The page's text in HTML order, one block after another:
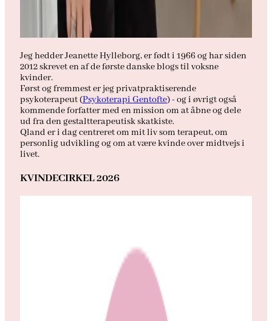
Jeg hedder Jeanette Hylleborg, er født i 1966 og har siden
2012 skrevet en af de første danske blogs til voksne
kvinder.
Først og fremmest er jeg privatpraktiserende
psykoterapeut (Psykoterapi Gentofte) - og i øvrigt også
kommende forfatter med en mission om at åbne og dele
ud fra den gestaltterapeutisk skatkiste.
Qland er i dag centreret om mit liv som terapeut, om
personlig udvikling og om at være kvinde over midtvejs i
livet.
KVINDECIRKEL 2026